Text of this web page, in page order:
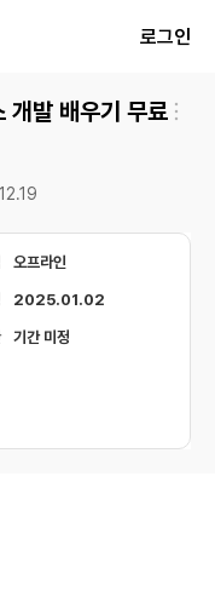
로그인
발 배우기 무료
오프라인
2025.01.02
기간 미정